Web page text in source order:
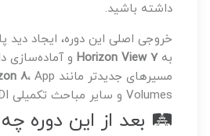
داشته باشید.
خروجی اصلی این دوره، ایجاد دید
بهHorizon View 7و آماده‌سازی
مسیرهای جدیدتر مانند
8، App
Volumes و سایر مباحث تکمیلی VDI است.
🛤️ بعد از این دوره چه